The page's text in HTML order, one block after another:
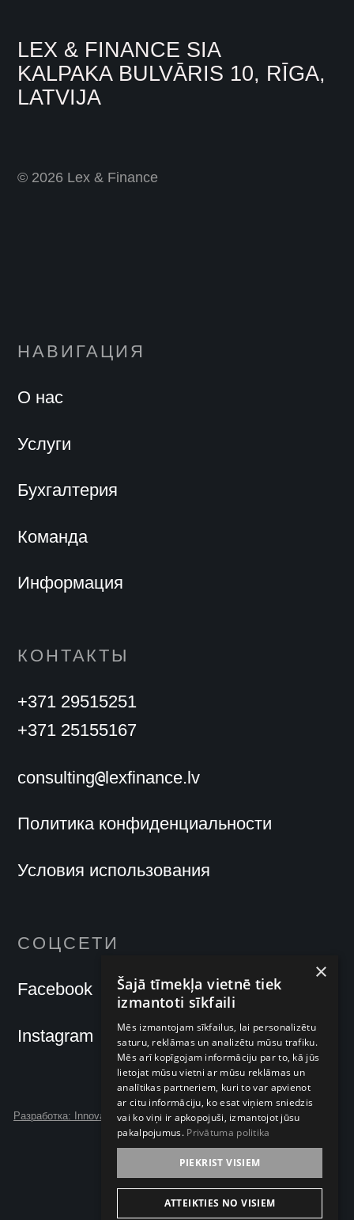
LEX & FINANCE SIA
KALPAKA BULVĀRIS 10, RĪGA,
LATVIJA
© 2026 Lex & Finance
НАВИГАЦИЯ
О нас
Услуги
Бухгалтерия
Команда
Информация
КОНТАКТЫ
+371 29515251
+371 25155167
consulting@lexfinance.lv
Политика конфиденциальности
Условия использования
СОЦСЕТИ
Facebook
Instagram
Разработка: Innova Forte
×
Šajā tīmekļa vietnē tiek
izmantoti sīkfaili
Mēs izmantojam sīkfailus, lai personalizētu
saturu, reklāmas un analizētu mūsu trafiku.
Mēs arī kopīgojam informāciju par to, kā jūs
lietojat mūsu vietni ar mūsu reklāmas un
analītikas partneriem, kuri to var apvienot
ar citu informāciju, ko esat viņiem sniedzis
vai ko viņi ir apkopojuši, izmantojot jūsu
pakalpojumus. Privātuma politika
PIEKRIST VISIEM
ATTEIKTIES NO VISIEM